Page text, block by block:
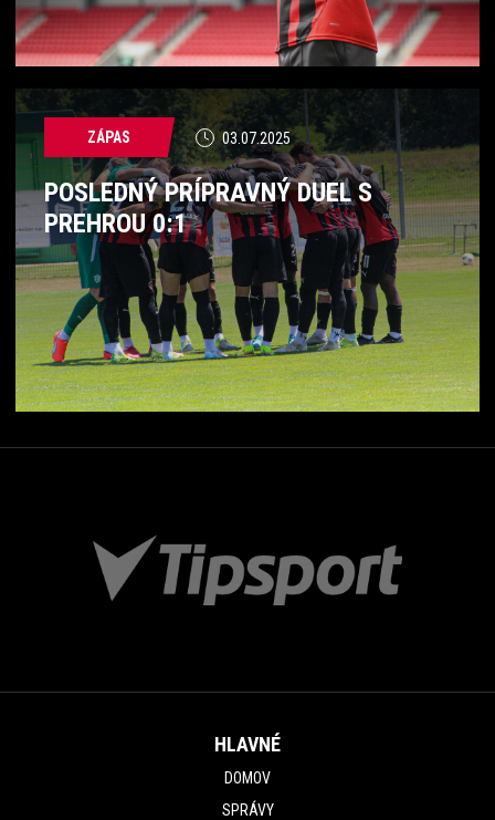
ZÁPAS 03.07.2025
POSLEDNÝ PRÍPRAVNÝ DUEL S
PREHROU 0:1
HLAVNÉ
DOMOV
SPRÁVY